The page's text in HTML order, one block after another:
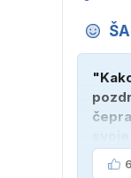
"Oče